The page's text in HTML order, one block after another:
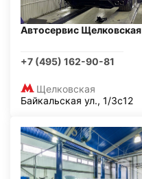
Автосервис Щелковская
+7 (495) 162-90-81
Щелковская
Байкальская ул., 1/3с12